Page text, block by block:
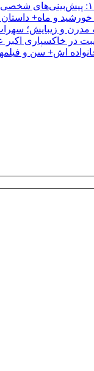
و ماه+ داستان
مدرن و زیبایش؛
در خاکسپاری
اش+ سن و